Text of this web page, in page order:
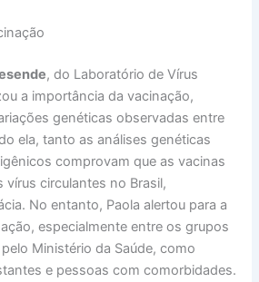
, do Laboratório de Vírus
a importância da vacinação,
genéticas observadas entre
ela, tanto as análises genéticas
comprovam que as vacinas
vírus circulantes no Brasil,
No entanto, Paola alertou para a
especialmente entre os grupos
Ministério da Saúde, como
e pessoas com comorbidades.